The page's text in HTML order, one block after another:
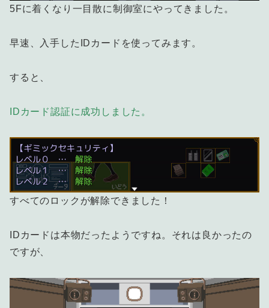
5Fに着くなり一目散に制御室にやってきました。
早速、入手したIDカードを使ってみます。
すると、
IDカード認証に成功しました。
すべてのロックが解除できました！
IDカードは本物だったようですね。それは良かったの
ですが、